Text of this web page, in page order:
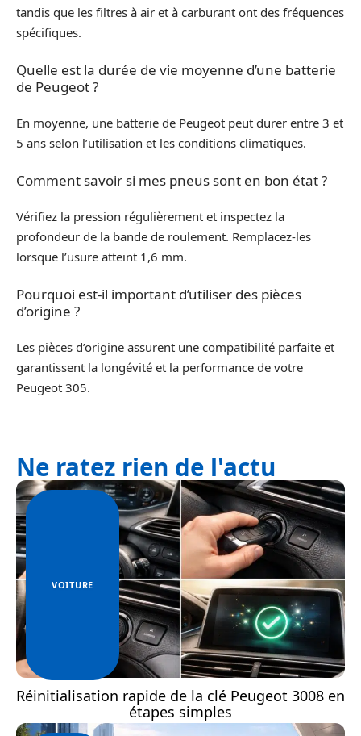
tandis que les filtres à air et à carburant ont des fréquences
spécifiques.
Quelle est la durée de vie moyenne d’une batterie
de Peugeot ?
En moyenne, une batterie de Peugeot peut durer entre 3 et
5 ans selon l’utilisation et les conditions climatiques.
Comment savoir si mes pneus sont en bon état ?
Vérifiez la pression régulièrement et inspectez la
profondeur de la bande de roulement. Remplacez-les
lorsque l’usure atteint 1,6 mm.
Pourquoi est-il important d’utiliser des pièces
d’origine ?
Les pièces d’origine assurent une compatibilité parfaite et
garantissent la longévité et la performance de votre
Peugeot 305.
Ne ratez rien de l'actu
VOITURE
Réinitialisation rapide de la clé Peugeot 3008 en
étapes simples